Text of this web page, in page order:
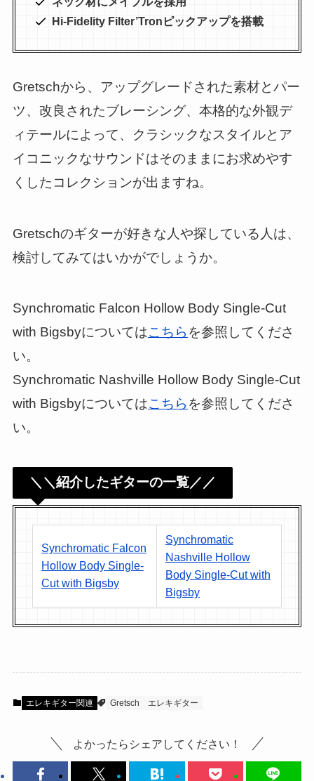
Hi-Fidelity Filter’Tronピックアップを搭載
Gretschから、アップグレードされた素材とパー
ツ、改良されたブレーシング、本格的な外観デ
ィテールによって、クラシックなスタイルとア
イコニックなサウンドはそのままにお求めやす
くしたコレクションが出ますね。
Gretschのギターが好きな人や探している人は、
検討してみてはいかがでしょうか。
Synchromatic Falcon Hollow Body Single-Cut
with Bigsbyについてはこちら を参照してくださ
い。
Synchromatic Nashville Hollow Body Single-Cut
with Bigsbyについてはこちら を参照してくださ
い。
＼＼紹介したギターの一覧／／
Synchromatic Falcon
Hollow Body Single-
Cut with Bigsby
Synchromatic
Nashville Hollow
Body Single-Cut with
Bigsby
エレキギター関連 Gretsch エレキギター
よかったらシェアしてください！